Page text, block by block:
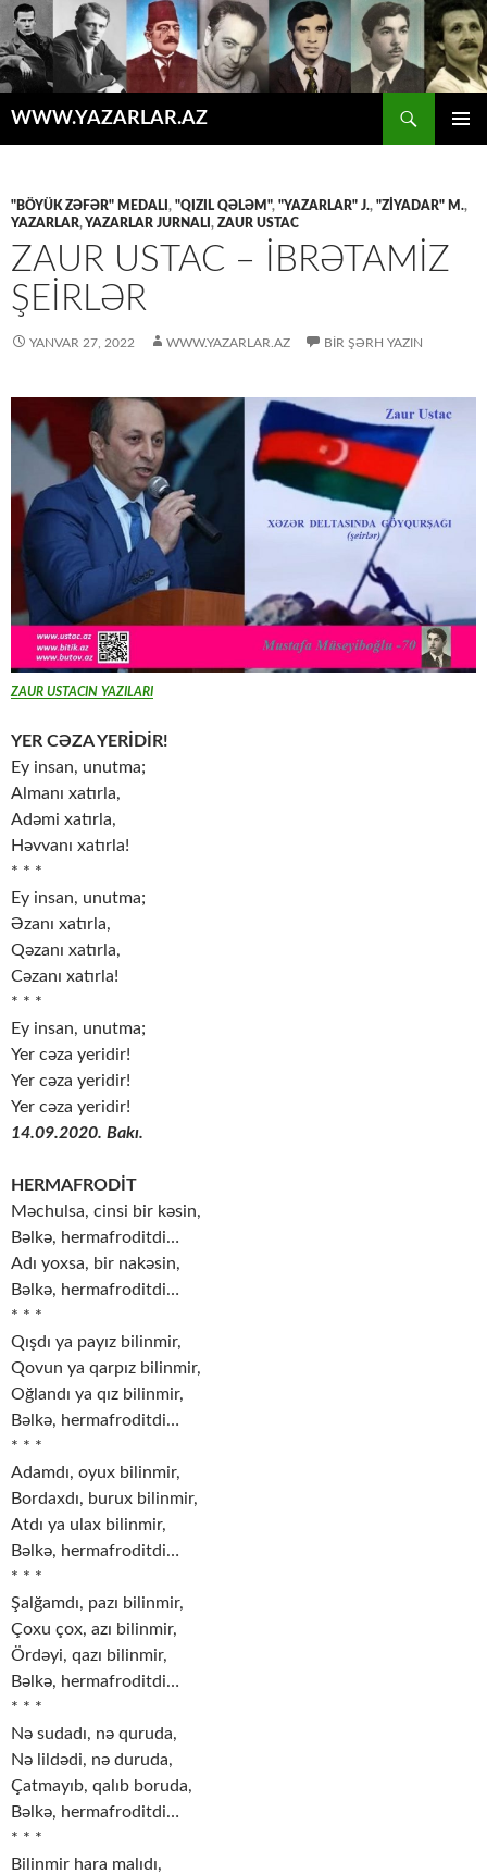
WWW.YAZARLAR.AZ
"BÖYÜK ZƏFƏR" MEDALI , "QIZIL QƏLƏM", "YAZARLAR" J., "ZİYADAR" M.,
YAZARLAR, YAZARLAR JURNALI , ZAUR USTAC
ZAUR USTAC – İBRƏTAMİZ
ŞEİRLƏR
YANVAR 27, 2022 WWW.YAZARLAR.AZ BIR ŞƏRH YAZIN
ZAUR USTACIN YAZILARI
YER CƏZA YERİDİR!
Ey insan, unutma;
Almanı xatırla,
Adəmi xatırla,
Həvvanı xatırla!
* * *
Ey insan, unutma;
Əzanı xatırla,
Qəzanı xatırla,
Cəzanı xatırla!
* * *
Ey insan, unutma;
Yer cəza yeridir!
Yer cəza yeridir!
Yer cəza yeridir!
14.09.2020. Bakı.
HERMAFRODİT
Məchulsa, cinsi bir kəsin,
Bəlkə, hermafroditdi…
Adı yoxsa, bir nakəsin,
Bəlkə, hermafroditdi…
* * *
Qışdı ya payız bilinmir,
Qovun ya qarpız bilinmir,
Oğlandı ya qız bilinmir,
Bəlkə, hermafroditdi…
* * *
Adamdı, oyux bilinmir,
Bordaxdı, burux bilinmir,
Atdı ya ulax bilinmir,
Bəlkə, hermafroditdi…
* * *
Şalğamdı, pazı bilinmir,
Çoxu çox, azı bilinmir,
Ördəyi, qazı bilinmir,
Bəlkə, hermafroditdi…
* * *
Nə sudadı, nə quruda,
Nə lildədi, nə duruda,
Çatmayıb, qalıb boruda,
Bəlkə, hermafroditdi…
* * *
Bilinmir hara malıdı,